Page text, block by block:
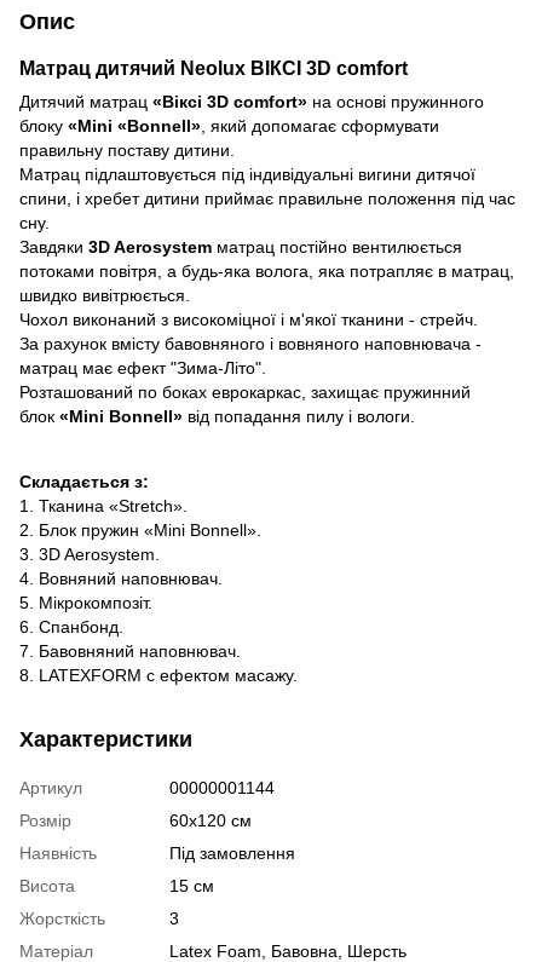
Опис
Матрац дитячий Neolux ВІКСІ 3D comfort
Дитячий матрац «Віксі 3D comfort» на основі пружинного
блоку «Mini «Bonnell» , який допомагає сформувати
правильну поставу дитини.
Матрац підлаштовується під індивідуальні вигини дитячої
спини, і хребет дитини приймає правильне положення під час
сну.
Завдяки 3D Aerosystem матрац постійно вентилюється
потоками повітря, а будь-яка волога, яка потрапляє в матрац,
швидко вивітрюється.
Чохол виконаний з високоміцної і м'якої тканини - стрейч.
За рахунок вмісту бавовняного і вовняного наповнювача -
матрац має ефект "Зима-Літо".
Розташований по боках еврокаркас, захищає пружинний
блок «Mini Bonnell» від попадання пилу і вологи.
Складається з:
1. Тканина «Stretch».
2. Блок пружин «Mini Bonnell».
3. 3D Aerosystem.
4. Вовняний наповнювач.
5. Мікрокомпозіт.
6. Спанбонд.
7. Бавовняний наповнювач.
8. LATEXFORM c ефектом масажу.
Характеристики
Артикул
00000001144
Розмір
60х120 см
Наявність
Під замовлення
Висота
15 см
Жорсткість
3
Матеріал
Latex Foam Бавовна
Шерсть